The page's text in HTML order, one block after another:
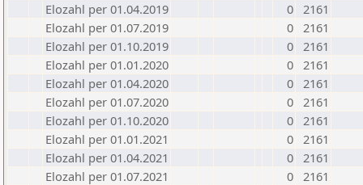
Elozahl per 01.04.2019
0 2161
Elozahl per 01.07.2019
0 2161
Elozahl per 01.10.2019
0 2161
Elozahl per 01.01.2020
0 2161
Elozahl per 01.04.2020
0 2161
Elozahl per 01.07.2020
0 2161
Elozahl per 01.10.2020
0 2161
Elozahl per 01.01.2021
0 2161
Elozahl per 01.04.2021
0 2161
Elozahl per 01.07.2021
0 2161